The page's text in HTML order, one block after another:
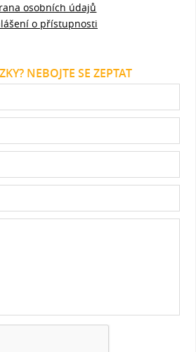
osobních údajů
o přístupnosti
NEBOJTE SE ZEPTAT